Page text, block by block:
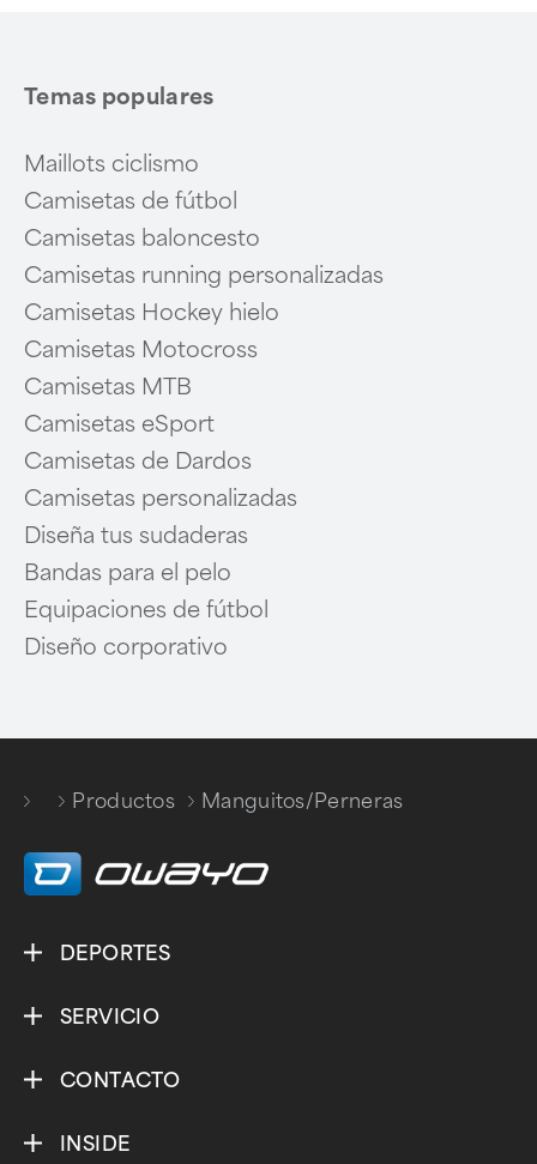
Temas populares
Maillots ciclismo
Camisetas de fútbol
Camisetas baloncesto
Camisetas running personalizadas
Camisetas Hockey hielo
Camisetas Motocross
Camisetas MTB
Camisetas eSport
Camisetas de Dardos
Camisetas personalizadas
Diseña tus sudaderas
Bandas para el pelo
Equipaciones de fútbol
Diseño corporativo
Productos
Manguitos/Perneras
DEPORTES
SERVICIO
CONTACTO
INSIDE